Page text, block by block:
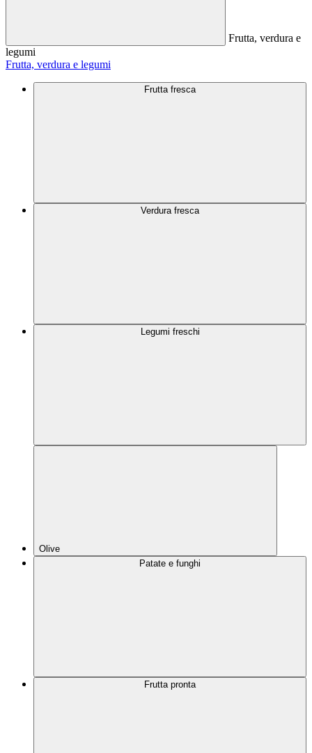
Frutta, verdura e
legumi
Frutta, verdura e legumi
Frutta fresca
Verdura fresca
Legumi freschi
Olive
Patate e funghi
Frutta pronta